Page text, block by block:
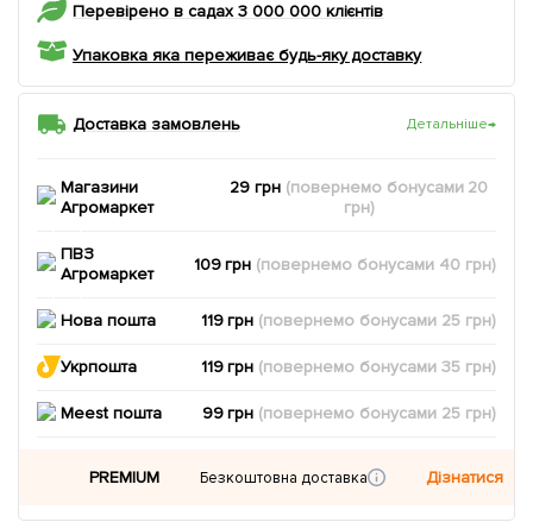
Перевірено в садах 3 000 000 клієнтів
Упаковка яка переживає будь-яку доставку
Доставка замовлень Детальніше→
Магазини
Агромаркет
29 грн (повернемобонусами 20
грн)
ПВЗ
Агромаркет
109 грн (повернемо бонусами 40 грн)
Нова пошта 119 грн (повернемо бонусами 25 грн)
Укрпошта 119 грн (повернемо бонусами35 грн)
Meest пошта 99 грн (повернемо бонусами 25 грн)
PREMIUM Безкоштовна доставка Дізнатися